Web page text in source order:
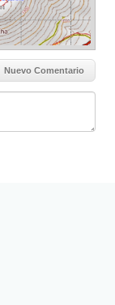
Nuevo Comentario